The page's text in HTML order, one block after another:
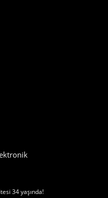
34 yaşında!